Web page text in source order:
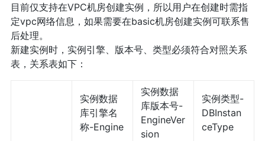
目前仅支持在VPC机房创建实例，所以用户在创建时需指
定vpc网络信息，如果需要在basic机房创建实例可联系售
后处理。
新建实例时，实例引擎、版本号、类型必须符合对照关系
表，关系表如下：
实例数据
库引擎名
称-Engine
实例数据
库版本号-
EngineVer
sion
实例类型-
DBInstan
ceType